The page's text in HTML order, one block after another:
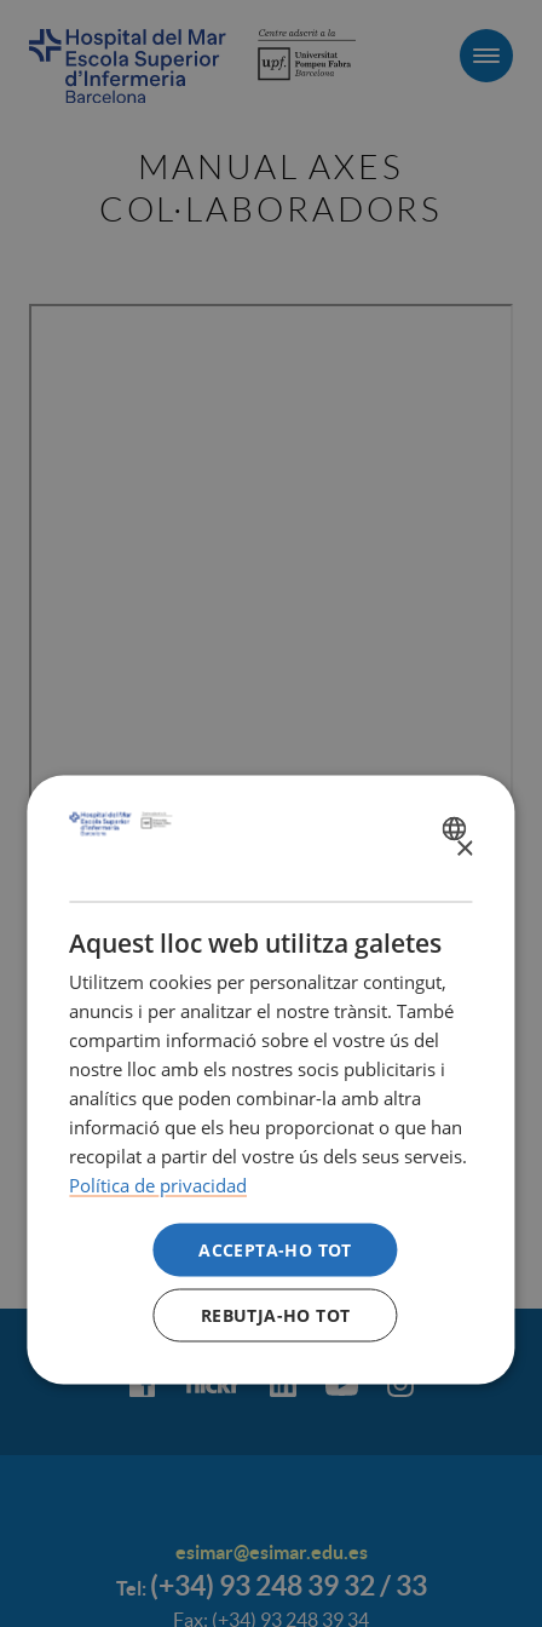
MANUAL AXES
COL·LABORADORS
esimar@esimar.edu.es
Tel: (+34) 93 248 39 32 / 33
Fax: (+34) 93 248 39 34
SPANISH
×
Aquest lloc web utilitza galetes
Utilitzem cookies per personalitzar contingut,
anuncis i per analitzar el nostre trànsit. També
compartim informació sobre el vostre ús del
nostre lloc amb els nostres socis publicitaris i
analítics que poden combinar-la amb altra
informació que els heu proporcionat o que han
recopilat a partir del vostre ús dels seus serveis.
Política de privacidad
ACCEPTA-HO TOT
REBUTJA-HO TOT